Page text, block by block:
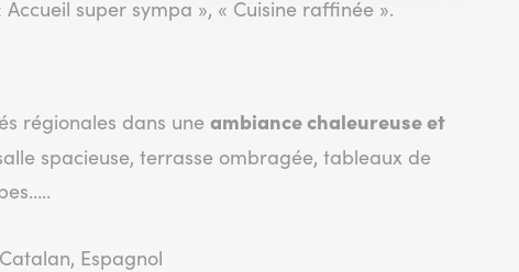
super sympa », « Cuisine raffinée ».
régionales dans une ambiance chaleureuse et
spacieuse, terrasse ombragée, tableaux de
Espagnol